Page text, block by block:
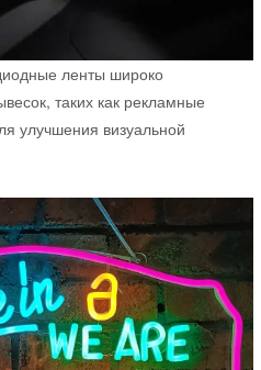
ленты широко
таких как рекламные
улучшения визуальной